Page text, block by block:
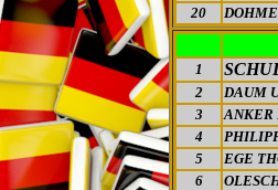
20
1
2
DAUM
3
ANKER
4
5
EGE
6